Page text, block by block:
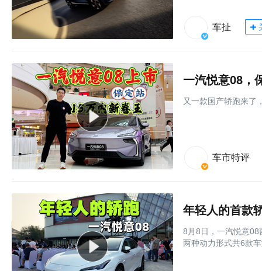
车扯
一汽悦意08，
又一款国产轿跑来了
车市特评
年轻人的首款
8月8日，一汽悦意08
两种动力形式共6款